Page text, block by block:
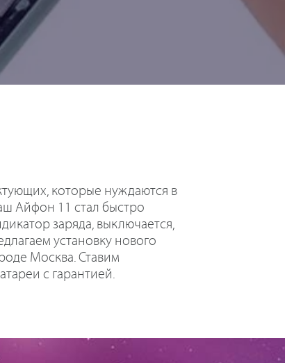
которые нуждаются в
Айфон 11 стал быстро
заряда, выключается,
установку нового
Москва. Ставим
с гарантией.